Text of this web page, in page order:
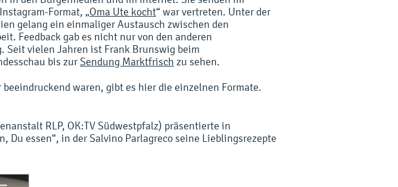
Instagram-Format, „Oma Ute kocht“war vertreten. Unter der
gelang ein einmaliger Austausch zwischen den
Feedback gab es nicht nurvon den anderen
. Seit vielen Jahren ist Frank Brunswig beim
bis zurSendung Marktfrisch zu sehen.
waren, gibt es hier die einzelnen Formate.
RLP, OK:TV Südwestpfalz) präsentierte in
Du essen“, in der Salvino Parlagreco seine Lieblingsrezepte